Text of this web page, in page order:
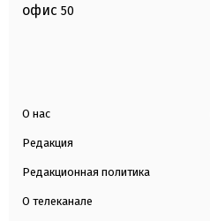
офис 50
О нас
Редакция
Редакционная политика
О телеканале